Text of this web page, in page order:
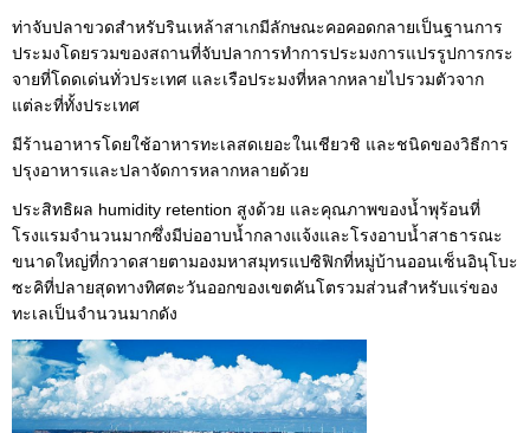
ท่าจับปลาขวดสำหรับรินเหล้าสาเกมีลักษณะคอคอดกลายเป็นฐานการ
ประมงโดยรวมของสถานที่จับปลาการทำการประมงการแปรรูปการกระ
จายที่โดดเด่นทั่วประเทศ และเรือประมงที่หลากหลายไปรวมตัวจาก
แต่ละที่ทั้งประเทศ
มีร้านอาหารโดยใช้อาหารทะเลสดเยอะในเชียวชิ และชนิดของวิธีการ
ปรุงอาหารและปลาจัดการหลากหลายด้วย
ประสิทธิผล humidity retention สูงด้วย และคุณภาพของน้ำพุร้อนที่
โรงแรมจำนวนมากซึ่งมีบ่ออาบน้ำกลางแจ้งและโรงอาบน้ำสาธารณะ
ขนาดใหญ่ที่กวาดสายตามองมหาสมุทรแปซิฟิกที่หมู่บ้านออนเซ็นอินุโบะ
ซะคิที่ปลายสุดทางทิศตะวันออกของเขตคันโตรวมส่วนสำหรับแร่ของ
ทะเลเป็นจำนวนมากดัง